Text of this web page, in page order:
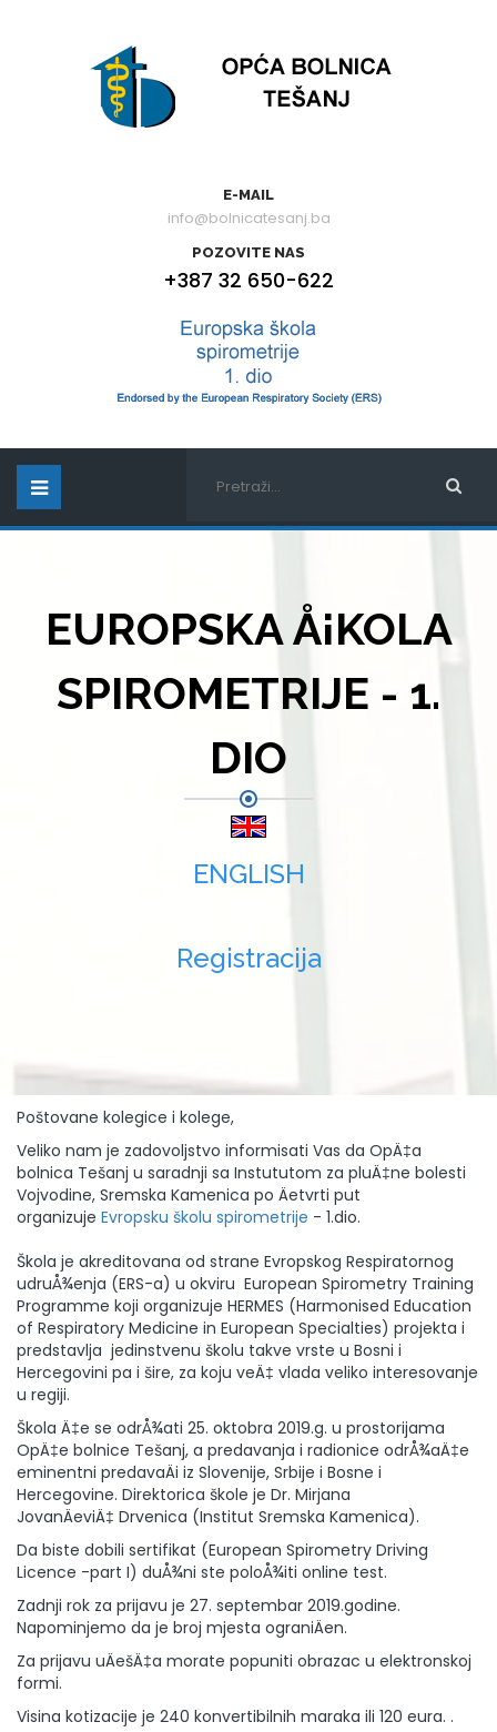
E-MAIL
info@bolnicatesanj.ba
POZOVITE NAS
+387 32 650-622
EUROPSKA Å¡KOLA
SPIROMETRIJE - 1.
DIO
ENGLISH
Registracija
Poštovane kolegice i kolege,
Veliko nam je zadovoljstvo informisati Vas da OpÄ‡a
bolnica Tešanj u saradnji sa Instututom za pluÄ‡ne bolesti
Vojvodine, Sremska Kamenica po Äetvrti put
organizuje Evropsku školu spirometrije - 1.dio.
Škola je akreditovana od strane Evropskog Respiratornog
udruÅ¾enja (ERS-a) u okviru European Spirometry Training
Programme koji organizuje HERMES (Harmonised Education
of Respiratory Medicine in European Specialties) projekta i
predstavlja jedinstvenu školu takve vrste u Bosni i
Hercegovini pa i šire, za koju veÄ‡ vlada veliko interesovanje
u regiji.
Škola Ä‡e se odrÅ¾ati 25. oktobra 2019.g. u prostorijama
OpÄ‡e bolnice Tešanj, a predavanja i radionice odrÅ¾aÄ‡e
eminentni predavaÄi iz Slovenije, Srbije i Bosne i
Hercegovine. Direktorica škole je Dr. Mirjana
JovanÄeviÄ‡ Drvenica (Institut Sremska Kamenica).
Da biste dobili sertifikat (European Spirometry Driving
Licence -part I) duÅ¾ni ste poloÅ¾iti online test.
Zadnji rok za prijavu je 27. septembar 2019.godine.
Napominjemo da je broj mjesta ograniÄen.
Za prijavu uÄešÄ‡a morate popuniti obrazac u elektronskoj
formi.
Visina kotizacije je 240 konvertibilnih maraka ili 120 eura. .